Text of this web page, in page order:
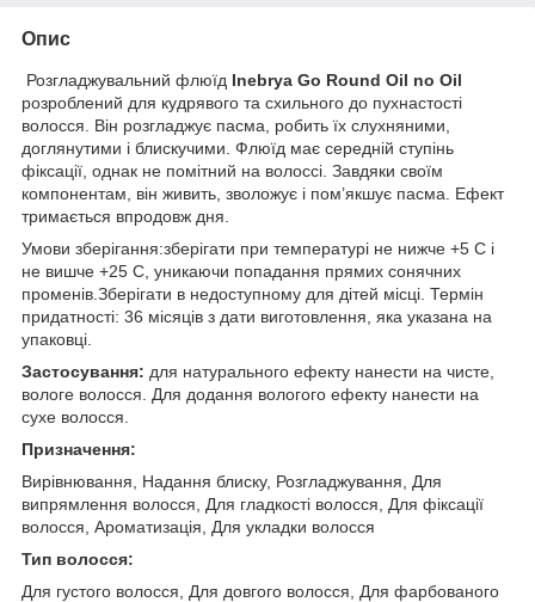
Опис
Розгладжувальний флюїд Inebrya Go Round Oil no Oil
розроблений для кудрявого та схильного до пухнастості
волосся. Він розгладжує пасма, робить їх слухняними,
доглянутими і блискучими. Флюїд має середній ступінь
фіксації, однак не помітний на волоссі. Завдяки своїм
компонентам, він живить, зволожує і пом’якшує пасма. Ефект
тримається впродовж дня.
Умови зберігання:зберігати при температурі не нижче +5 С і
не вишче +25 С, уникаючи попадання прямих сонячних
променів.Зберігати в недоступному для дітей місці. Термін
придатності: 36 місяців з дати виготовлення, яка указана на
упаковці.
Застосування: для натурального ефекту нанести на чисте,
вологе волосся. Для додання вологого ефекту нанести на
сухе волосся.
Призначення:
Вирівнювання, Надання блиску, Розгладжування, Для
випрямлення волосся, Для гладкості волосся, Для фіксації
волосся, Ароматизація, Для укладки волосся
Тип волосся:
Для густого волосся, Для довгого волосся, Для фарбованого